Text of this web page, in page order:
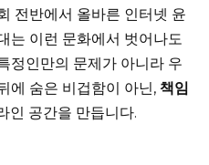
전반에서 올바른 인터넷 윤
는 이런 문화에서 벗어나도
정인만의 문제가 아니라 우
에 숨은 비겁함이 아닌, 책임
인 공간을 만듭니다.